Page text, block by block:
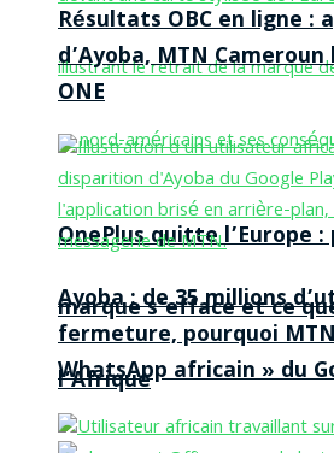
OnePlus quitte l’Europe
marque s’efface et ce
l’Afrique
Résultats OBC en ligne :
d’Ayoba, MTN
ONE
Ayoba : de 35 millions
fermeture, pourquoi
WhatsApp africain » du